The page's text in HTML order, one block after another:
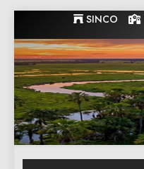
to
content
SINCO